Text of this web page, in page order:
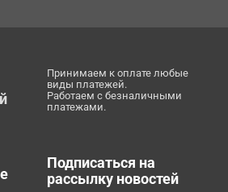
Принимаем к оплате любые
виды платежей.
Работаем с безналичными
платежами.
Подписаться на
рассылку новостей